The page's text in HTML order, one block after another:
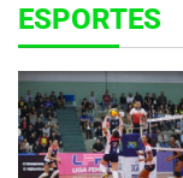
ESPORTES